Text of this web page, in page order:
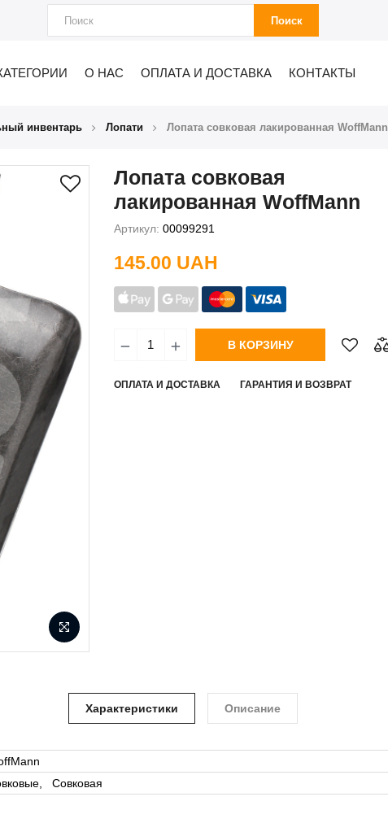
Поиск
О НАС ОПЛАТА И ДОСТАВКА КОНТАКТЫ
инвентарь Лопати Лопата совковая лакированная WoffMann
Лопата совковая
лакированная WoffMann
Артикул: 00099291
145.00 UAH
В КОРЗИНУ
ОПЛАТА И ДОСТАВКА ГАРАНТИЯ И ВОЗВРАТ
Характеристики Описание
Совковая